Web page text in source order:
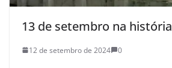
13 de setembro na história
12 de setembro de 2024 0